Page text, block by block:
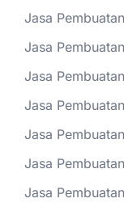
Jasa
Jasa
Jasa
Jasa
Jasa
Jasa
Jasa